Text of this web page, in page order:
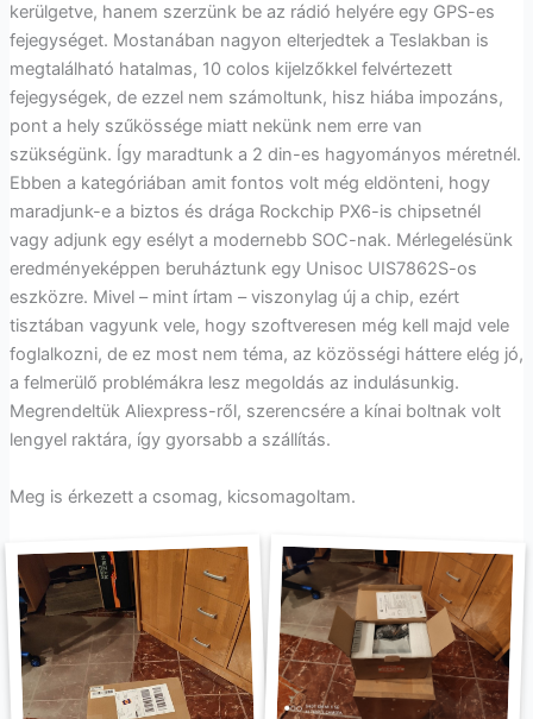
kerülgetve, hanem szerzünk be az rádió helyére egy GPS-es
fejegységet. Mostanában nagyon elterjedtek a Teslakban is
megtalálható hatalmas, 10 colos kijelzőkkel felvértezett
fejegységek, de ezzel nem számoltunk, hisz hiába impozáns,
pont a hely szűkössége miatt nekünk nem erre van
szükségünk. Így maradtunk a 2 din-es hagyományos méretnél.
Ebben a kategóriában amit fontos volt még eldönteni, hogy
maradjunk-e a biztos és drága Rockchip PX6-is chipsetnél
vagy adjunk egy esélyt a modernebb SOC-nak. Mérlegelésünk
eredményeképpen beruháztunk egy Unisoc UIS7862S-os
eszközre. Mivel – mint írtam – viszonylag új a chip, ezért
tisztában vagyunk vele, hogy szoftveresen még kell majd vele
foglalkozni, de ez most nem téma, az közösségi háttere elég jó,
a felmerülő problémákra lesz megoldás az indulásunkig.
Megrendeltük Aliexpress-ről, szerencsére a kínai boltnak volt
lengyel raktára, így gyorsabb a szállítás.
Meg is érkezett a csomag, kicsomagoltam.